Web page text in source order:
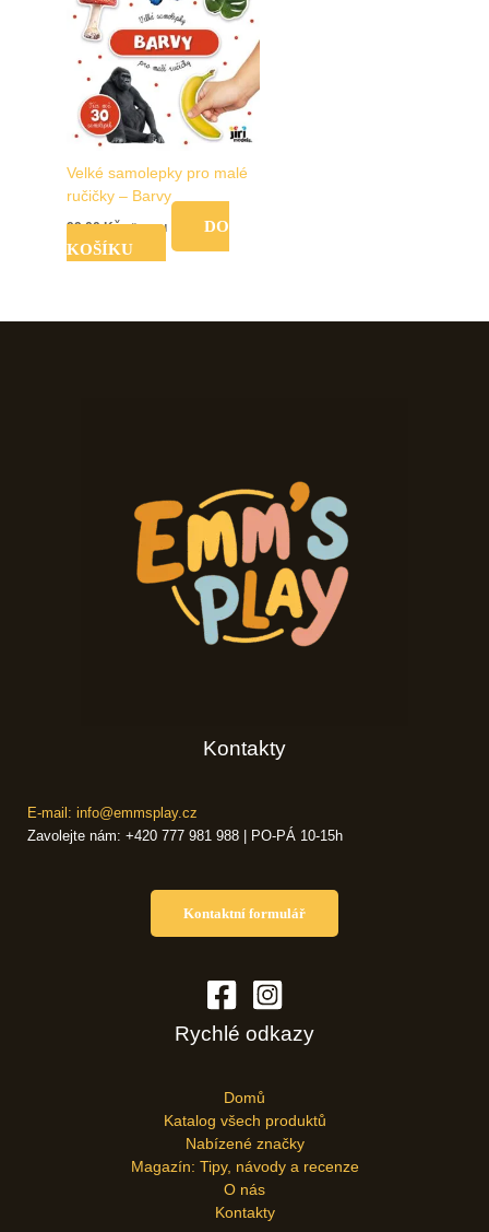
Velké samolepky pro malé
ručičky – Barvy
99,00Kč vč. DPH
DO
KOŠÍKU
Kontakty
E-mail: info@emmsplay.cz
Zavolejte nám: +420 777 981 988 | PO-PÁ 10-15h
Kontaktní formulář
Rychlé odkazy
Domů
Katalog všech produktů
Nabízené značky
Magazín: Tipy, návody a recenze
O nás
Kontakty